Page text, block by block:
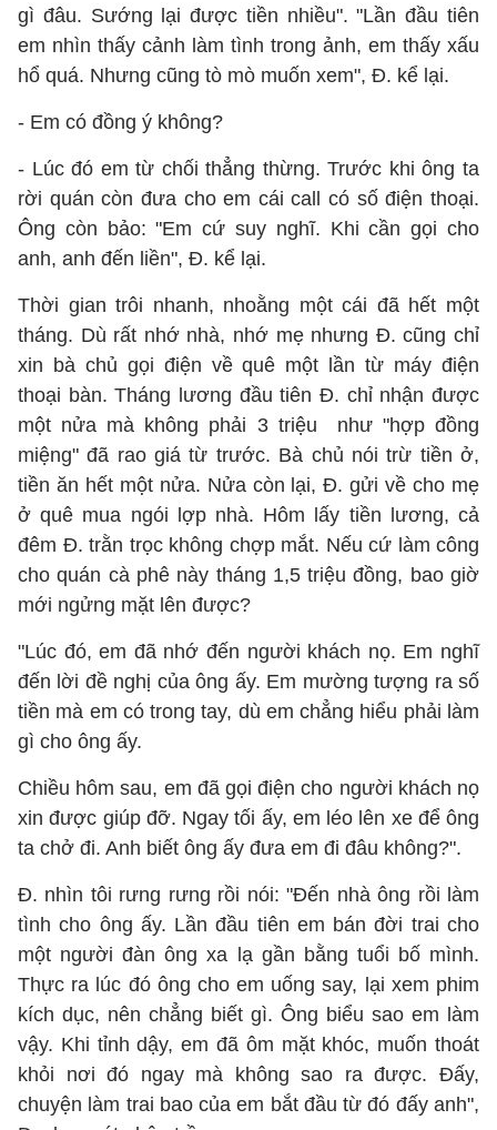
gì đâu. Sướng lại được tiền nhiều". "Lần đầu tiên
em nhìn thấy cảnh làm tình trong ảnh, em thấy xấu
hổ quá. Nhưng cũng tò mò muốn xem", Đ. kể lại.
- Em có đồng ý không?
- Lúc đó em từ chối thẳng thừng. Trước khi ông ta
rời quán còn đưa cho em cái call có số điện thoại.
Ông còn bảo: "Em cứ suy nghĩ. Khi cần gọi cho
anh, anh đến liền", Đ. kể lại.
Thời gian trôi nhanh, nhoằng một cái đã hết một
tháng. Dù rất nhớ nhà, nhớ mẹ nhưng Đ. cũng chỉ
xin bà chủ gọi điện về quê một lần từ máy điện
thoại bàn. Tháng lương đầu tiên Đ. chỉ nhận được
một nửa mà không phải 3 triệu như "hợp đồng
miệng" đã rao giá từ trước. Bà chủ nói trừ tiền ở,
tiền ăn hết một nửa. Nửa còn lại, Đ. gửi về cho mẹ
ở quê mua ngói lợp nhà. Hôm lấy tiền lương, cả
đêm Đ. trằn trọc không chợp mắt. Nếu cứ làm công
cho quán cà phê này tháng 1,5 triệu đồng, bao giờ
mới ngửng mặt lên được?
"Lúc đó, em đã nhớ đến người khách nọ. Em nghĩ
đến lời đề nghị của ông ấy. Em mường tượng ra số
tiền mà em có trong tay, dù em chẳng hiểu phải làm
gì cho ông ấy.
Chiều hôm sau, em đã gọi điện cho người khách nọ
xin được giúp đỡ. Ngay tối ấy, em léo lên xe để ông
ta chở đi. Anh biết ông ấy đưa em đi đâu không?".
Đ. nhìn tôi rưng rưng rồi nói: "Đến nhà ông rồi làm
tình cho ông ấy. Lần đầu tiên em bán đời trai cho
một người đàn ông xa lạ gần bằng tuổi bố mình.
Thực ra lúc đó ông cho em uống say, lại xem phim
kích dục, nên chẳng biết gì. Ông biểu sao em làm
vậy. Khi tỉnh dậy, em đã ôm mặt khóc, muốn thoát
khỏi nơi đó ngay mà không sao ra được. Đấy,
chuyện làm trai bao của em bắt đầu từ đó đấy anh",